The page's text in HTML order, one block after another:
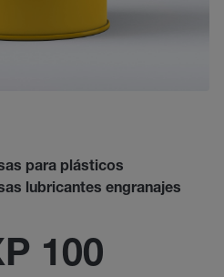
para plásticos
lubricantes engranajes
100